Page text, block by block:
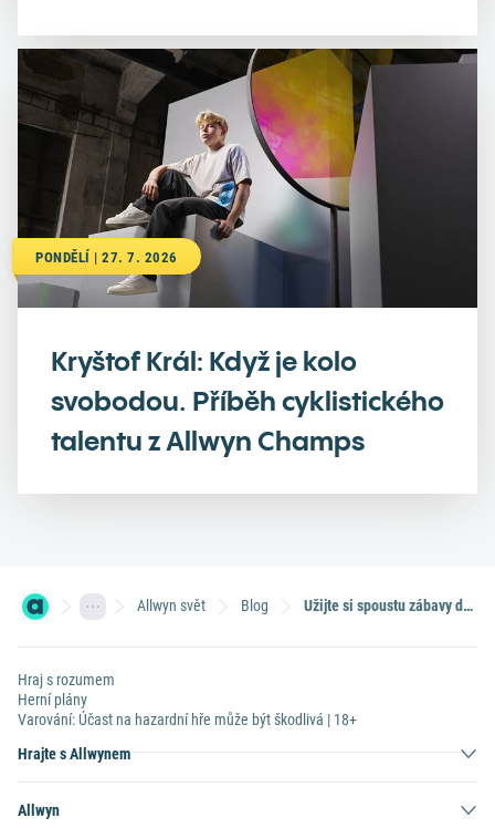
PONDĚLÍ | 27. 7. 2026
Kryštof Král: Když je kolo
svobodou. Příběh cyklistického
talentu z Allwyn Champs
Allwyn svět Blog Užijte si spoustu zábavy díky aplikacím pro rozšířenou i virtuální realitu
Hraj s rozumem
Herní plány
Varování: Účast na hazardní hře může být škodlivá | 18+
Hrajte s Allwynem
Allwyn